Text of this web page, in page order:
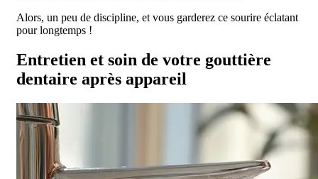
Alors, un peu de discipline, et vous garderez ce sourire éclatant
pour longtemps !
Entretien et soin de votre gouttière
dentaire après appareil